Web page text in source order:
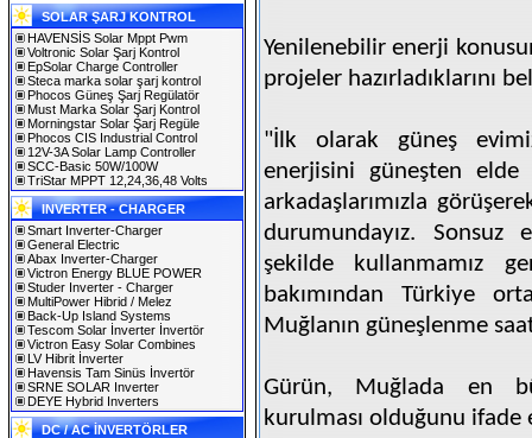
SOLAR ŞARJ KONTROL
HAVENSİS Solar Mppt Pwm
Voltronic Solar Şarj Kontrol
EpSolar Charge Controller
Steca marka solar şarj kontrol
Phocos Güneş Şarj Regülatör
Must Marka Solar Şarj Kontrol
Morningstar Solar Şarj Regüle
Phocos CIS Industrial Control
12V-3A Solar Lamp Controller
SCC-Basic 50W/100W
TriStar MPPT 12,24,36,48 Volts
INVERTER - CHARGER
Smart Inverter-Charger
General Electric
Abax Inverter-Charger
Victron Energy BLUE POWER
Studer Inverter - Charger
MultiPower Hibrid / Melez
Back-Up Island Systems
Tescom Solar İnverter İnvertör
Victron Easy Solar Combines
LV Hibrit İnverter
Havensis Tam Sinüs İnvertör
SRNE SOLAR Inverter
DEYE Hybrid Inverters
DC / AC İNVERTÖRLER
Yenilenebilir enerji
projeler hazırladıklarını
"İlk olarak güneş
enerjisini güneşten
arkadaşlarımızla
durumundayız.
şekilde kullanmamız
bakımından Türkiye
Muğlanın güneşlenme
Gürün, Muğlada en
kurulması olduğunu ifade